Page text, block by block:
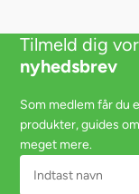
Tilmeld dig
nyhedsbrev
Som medlem får du
produkter, guides
meget mere.